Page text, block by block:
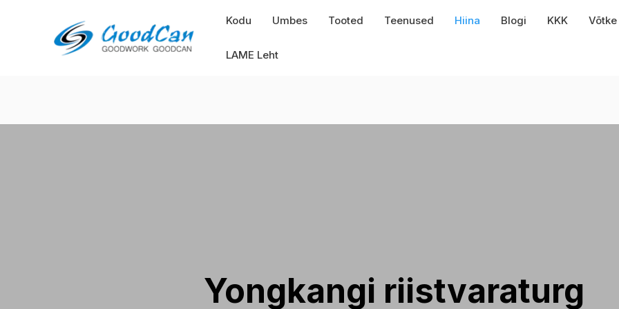
Kodu Umbes Tooted Teenused Hiina Blogi KKK
LAME Leht
Yongkangi riistvaraturg